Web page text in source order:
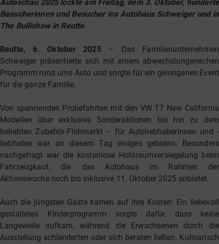
Autoschau 2025 lockte am Freitag, dem 3. Oktober, hunderte
Besucherinnen und Besucher ins Autohaus Schweiger und in
The Bullishow in Reutte.
Reutte, 6. Oktober 2025– Das Familienunternehmen
Schweiger präsentierte sich mit einem abwechslungsreichen
Programm rund ums Auto und sorgte für ein gelungenes Event
für die ganze Familie.
Von spannenden Probefahrten mit den VW T7 New California
Modellen über exklusive Sonderaktionen bis hin zu dem
beliebten Zubehör-Flohmarkt – für Autoliebhaberinnen und -
liebhaber war an diesem Tag einiges geboten. Besonders
nachgefragt war die kostenlose Hohlraumversiegelung beim
Fahrzeugkauf, die das Autohaus im Rahmen der
Aktionswoche noch bis inklusive 11. Oktober 2025 anbietet.
Auch die jüngsten Gäste kamen auf ihre Kosten: Ein liebevoll
gestaltetes Kinderprogramm sorgte dafür, dass keine
Langeweile aufkam, während die Erwachsenen durch die
Ausstellung schlenderten oder sich beraten ließen. Kulinarisch